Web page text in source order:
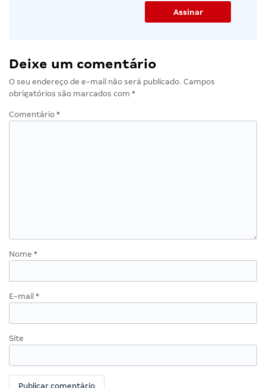
Deixe um comentário
O seu endereço de e-mail não será publicado. Campos
obrigatórios são marcados com *
Comentário *
Nome *
E-mail *
Site